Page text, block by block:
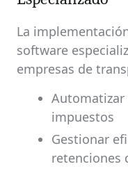
La
software
empresas de
Automatizar
impuestos
Gestionar
retenciones